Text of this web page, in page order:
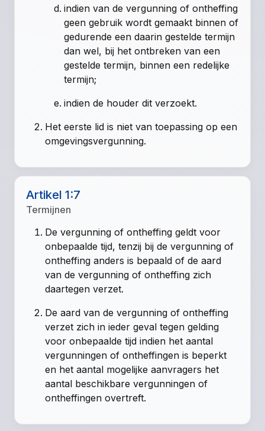
indien van de vergunning of ontheffing
geen gebruik wordt gemaakt binnen of
gedurende een daarin gestelde termijn
dan wel, bij het ontbreken van een
gestelde termijn, binnen een redelijke
termijn;
indien de houder dit verzoekt.
Het eerste lid is niet van toepassing op een
omgevingsvergunning.
Artikel 1:7
Termijnen
De vergunning of ontheffing geldt voor
onbepaalde tijd, tenzij bij de vergunning of
ontheffing anders is bepaald of de aard
van de vergunning of ontheffing zich
daartegen verzet.
De aard van de vergunning of ontheffing
verzet zich in ieder geval tegen gelding
voor onbepaalde tijd indien het aantal
vergunningen of ontheffingen is beperkt
en het aantal mogelijke aanvragers het
aantal beschikbare vergunningen of
ontheffingen overtreft.